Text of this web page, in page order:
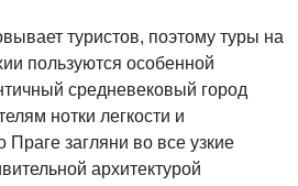
туристов, поэтому туры на
пользуются особенной
средневековый город
нотки легкости и
загляни во все узкие
архитектурой